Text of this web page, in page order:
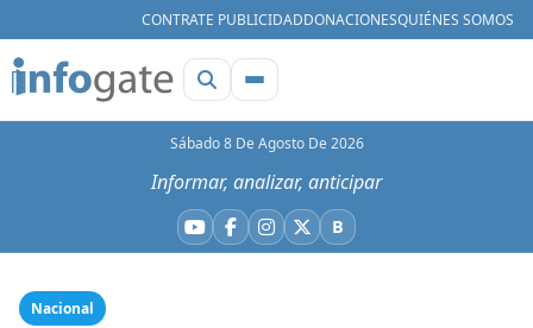
CONTRATE PUBLICIDADDONACIONESQUIÉNES SOMOS
Sábado 8 De Agosto De 2026
Informar, analizar, anticipar
YouTube
Facebook
Instagram
X BBluesky
Nacional